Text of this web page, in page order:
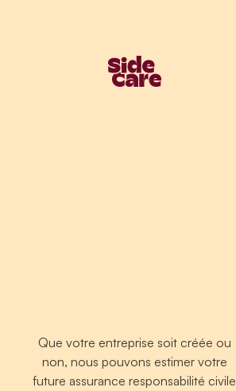
Que votre entreprise soit créée ou
non, nous pouvons estimer votre
future assurance responsabilité civile